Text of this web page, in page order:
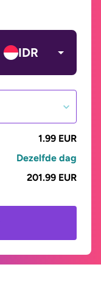
IDR
1.99 EUR
Dezelfde dag
201.99 EUR